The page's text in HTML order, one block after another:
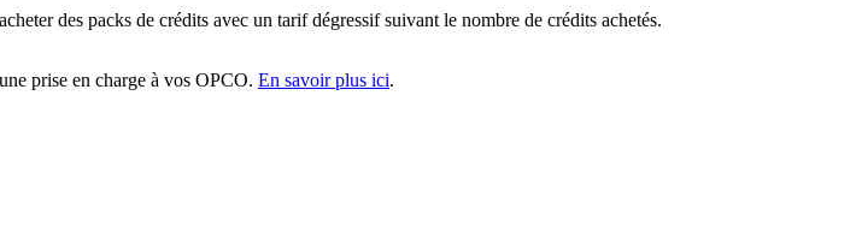
des packs de crédits avec un tarif dégressif suivant le nombre de crédits achetés.
prise en charge à vos OPCO. En savoir plus ici.